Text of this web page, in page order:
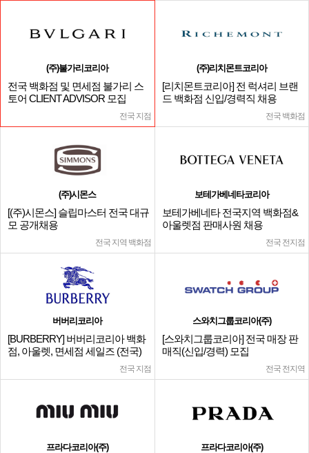
(주)불가리코리아
전국 백화점 및 면세점 불가리 스
토어 CLIENT ADVISOR 모집
전국 지점
(주)리치몬트코리아
[리치몬트코리아] 전 럭셔리 브랜
드 백화점 신입/경력직 채용
전국 백화점
(주)시몬스
[(주)시몬스] 슬립마스터 전국 대규
모 공개채용
전국 지역 백화점
보테가베네타코리아
보테가베네타 전국지역 백화점&
아울렛점 판매사원 채용
전국 전지점
버버리코리아
[BURBERRY] 버버리코리아 백화
점, 아울렛, 면세점 세일즈 (전국)
전국 지점
스와치그룹코리아(주)
[스와치그룹코리아] 전국 매장 판
매직(신입/경력) 모집
전국 전지역
프라다코리아(주) 프라다코리아(주)